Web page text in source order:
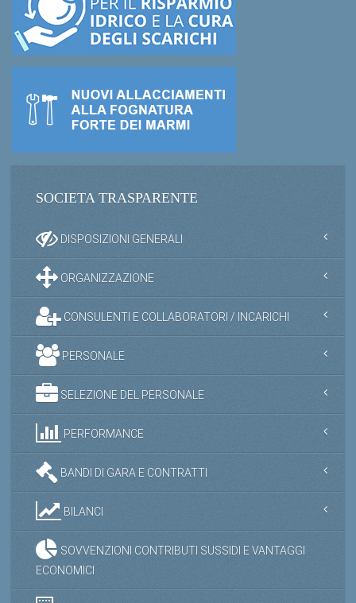
SOCIETA TRASPARENTE
DISPOSIZIONI GENERALI
ORGANIZZAZIONE
CONSULENTI E COLLABORATORI / INCARICHI
PERSONALE
SELEZIONE DEL PERSONALE
PERFORMANCE
BANDI DI GARA E CONTRATTI
BILANCI
SOVVENZIONI CONTRIBUTI SUSSIDI E VANTAGGI
ECONOMICI